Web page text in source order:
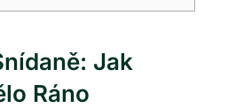
Jak
Ráno